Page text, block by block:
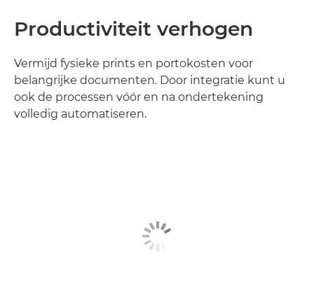
Productiviteit verhogen
Vermijd fysieke prints en portokosten voor
belangrijke documenten. Door integratie kunt u
ook de processen vóór en na ondertekening
volledig automatiseren.